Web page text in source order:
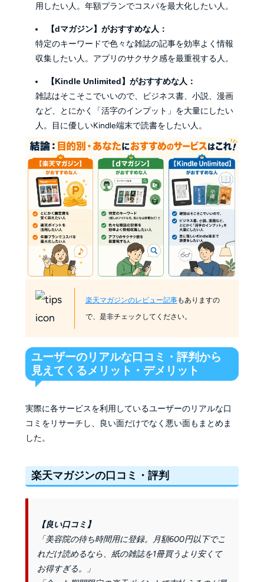
用したい人。年額プランでコスパを最大化したい人。
【dマガジン】がおすすめな人：
特定のキーワードで色々な雑誌の記事を効率よく情報
収集したい人。アプリのサクサク感を最重視する人。
【Kindle Unlimited】がおすすめな人：
雑誌はそこそこでいいので、ビジネス書、小説、漫画
など、とにかく「活字のインプット」を大量にしたい
人。目に優しいKindle端末で読書をしたい人。
楽天マガジンのレビュー記事もありますの
で、是非チェックしてください。
ユーザーのリアルな口コミ・評判から
見えてくるメリット・デメリット
実際に各サービスを利用しているユーザーのリアルな口
コミをリサーチし、良い面だけでなく悪い面もまとめま
した。
楽天マガジンの口コミ・評判
【良い口コミ】
「美容院の待ち時間用に登録。月額600円以下でこ
れだけ読めるなら、紙の雑誌を1冊買うより安くて
お得すぎる。」